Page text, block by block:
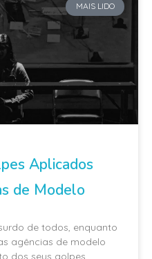
MAIS LIDO
Aplicados
de Modelo
de todos, enquanto
agências de modelo
dos seus golpes